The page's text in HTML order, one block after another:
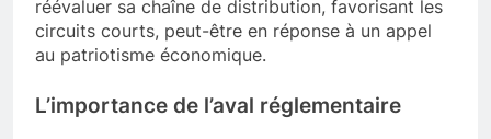
réévaluer sa chaîne de distribution, favorisant les
circuits courts, peut-être en réponse à un appel
au patriotisme économique.
L’importance de l’aval réglementaire